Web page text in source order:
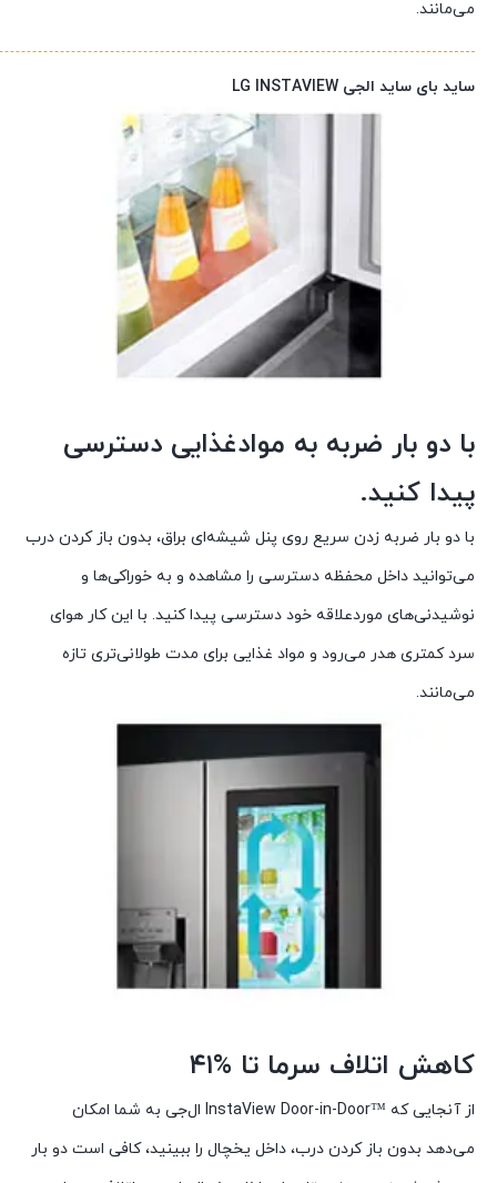
می‌مانند.
ساید بای ساید الجی LG INSTAVIEW
با دو بار ضربه به موادغذایی دسترسی
پیدا کنید.
با دو بار ضربه زدن سریع روی پنل شیشه‌ای براق، بدون باز کردن درب
می‌توانید داخل محفظه دسترسی را مشاهده و به خوراکی‌ها و
نوشیدنی‌های موردعلاقه خود دسترسی پیدا کنید. با این کار هوای
سرد کمتری هدر می‌رود و مواد غذایی برای مدت طولانی‌تری تازه
می‌مانند.
کاهش اتلاف سرما تا %۴۱
از آنجایی که ™InstaView Door-in-Door ال‌جی به شما امکان
می‌دهد بدون باز کردن درب، داخل یخچال را ببینید، کافی است دو بار